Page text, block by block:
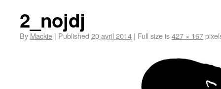
2_nojdj
By Mackie | Published 20 avril 2014 | Full size is427 × 167